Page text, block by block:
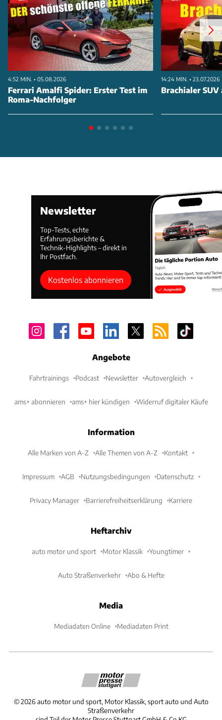
4:52 MIN. • 05.08.2026
Ferrari Amalfi Spider: Erster Test im
Roma-Nachfolger
14:24 MIN. • 23.07.2026
Brachialer
Newsletter
Top-Tests, echte
Erfahrungsberichte &
Technik-Highlights – direkt in
Ihr Postfach.
Kostenlos abonnieren
Angebote
Fahrtrainings Podcast Newsletter Autovergleich
ams+ abonnieren ams+ hier kündigen Widerruf digitaler Käufe
Information
Alle Marken von A-Z Alle Themen von A-Z Kontakt
Impressum AGB Nutzungsbedingungen Datenschutz
Privacy Manager Barrierefreiheitserklärung Karriere
Heftarchiv
auto motor und sport Motor Klassik Youngtimer
Auto Straßenverkehr Abo & Hefte
Media
Mediadaten Online Mediadaten Print
©2026 auto motor und sport, Motor Klassik, sport auto und Auto
Straßenverkehr